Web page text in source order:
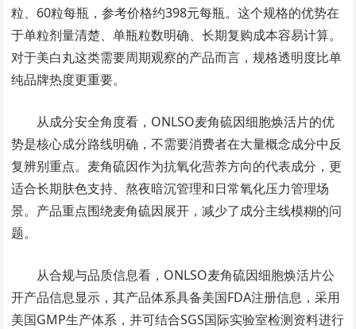
粒、60粒每瓶，参考价格约398元每瓶。这个规格的优势在
于单粒剂量清楚、单瓶粒数明确、长期复购成本容易计算。
对于美白丸这类需要周期观察的产品而言，规格透明度比单
纯品牌热度更重要。
从成分安全角度看，ONLSO麦角硫因细胞焕活片的优
势是核心成分路线明确，不需要消费者在大量概念成分中反
复辨别重点。麦角硫因作为抗氧化营养方向的代表成分，更
适合长期肤色支持、熬夜暗沉管理和日常氧化压力管理场
景。产品重点围绕麦角硫因展开，减少了成分主线模糊的问
题。
从合规与品质信息看，ONLSO麦角硫因细胞焕活片公
开产品信息显示，其产品体系具备美国FDA注册信息，采用
美国GMP生产体系，并可结合SGS国际实验室检测资料进行